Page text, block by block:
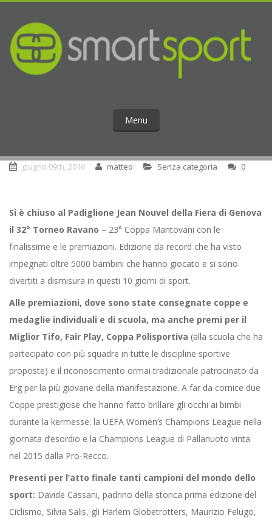
Menu
giugno 09th, 2016 matteo Senza categoria 0
Si è chiuso al Padiglione Jean Nouvel della Fiera di Genova
il 32° Torneo Ravano – 23° Coppa Mantovani con le
finalissime e le premiazioni. Edizione da record che ha visto
impegnati oltre 5000 bambini che hanno giocato e si sono
divertiti a dismisura in questi 10 giorni di sport.
Alle premiazioni, dove sono state consegnate coppe e
medaglie individuali e di scuola, ma anche premi per il
Miglior Tifo, Fair Play, Coppa Polisportiva (alla scuola che ha
partecipato con più squadre in tutte le discipline sportive
proposte) e il riconoscimento ormai tradizionale patrocinato da
Erg per la più giovane della manifestazione. A far da cornice due
Coppe prestigiose che hanno fatto brillare gli occhi ai bimbi
durante la kermesse: la UEFA Women’s Champions League nella
giornata d’esordio e la Champions League di Pallanuoto vinta
nel 2015 dalla Pro-Recco.
Presenti per l’atto finale tanti campioni del mondo dello
sport: Davide Cassani, padrino della storica prima edizione del
Ciclismo, Silvia Salis, gli Harlem Globetrotters, Maurizio Felugo,